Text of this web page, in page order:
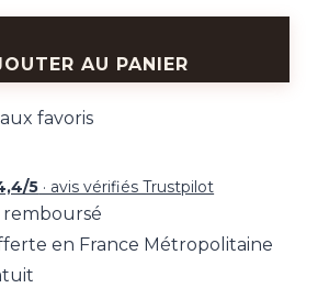
AU PANIER
favoris
5 · avis vérifiés Trustpilot
remboursé
en France Métropolitaine